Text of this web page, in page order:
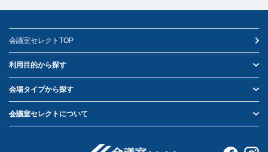
会議室セレクトTOP
利用目的から探す
会場タイプから探す
会議室セレクトについて